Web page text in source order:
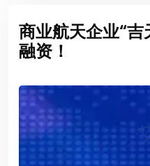
商业航天企业“
融资！